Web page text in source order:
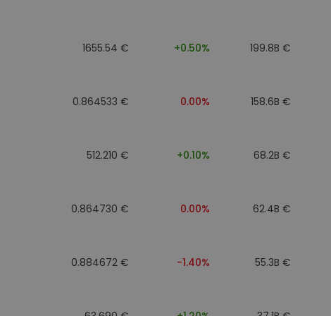
1655.54 € +0.50% 199.8B €
0.864533 € 0.00% 158.6B €
512.210 € +0.10% 68.2B €
0.864730 € 0.00% 62.4B €
0.884672 € -1.40% 55.3B €